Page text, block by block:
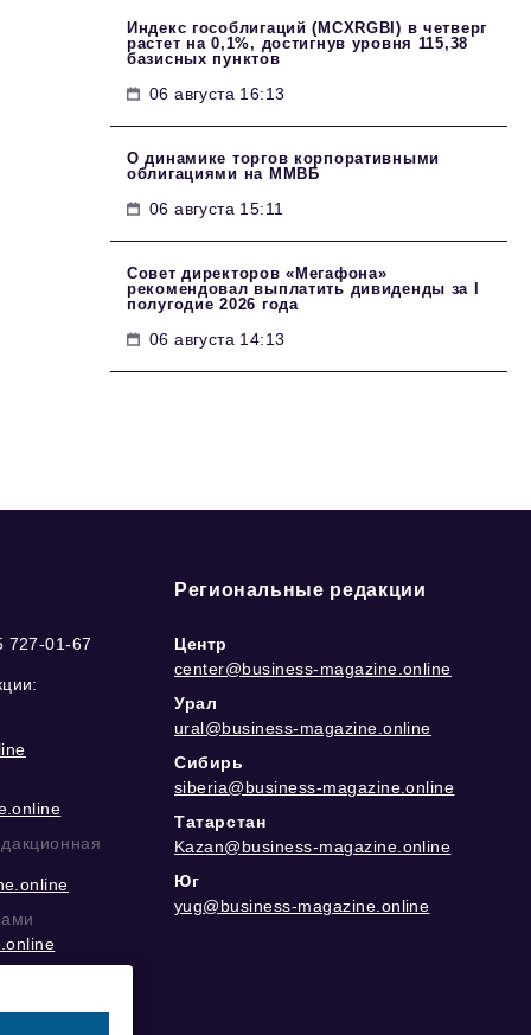
Индекс гособлигаций (MCXRGBI) в четверг
растет на 0,1%, достигнув уровня 115,38
базисных пунктов
06 августа 16:13
О динамике торгов корпоративными
облигациями на ММВБ
06 августа 15:11
Совет директоров «Мегафона»
рекомендовал выплатить дивиденды за I
полугодие 2026 года
06 августа 14:13
727-01-67
Региональные редакции
Центр
center@business-magazine.online
Урал
ural@business-magazine.online
Сибирь
siberia@business-magazine.online
Татарстан
Kazan@business-magazine.online
Юг
yug@business-magazine.online